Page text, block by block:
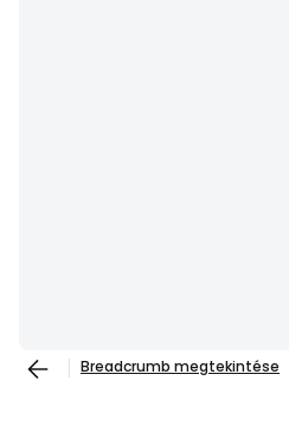
Breadcrumb megtekintése